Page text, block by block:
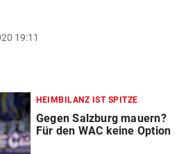
19:11
HEIMBILANZ IST SPITZE
Gegen Salzburg mauern?
Für den WAC keine Option